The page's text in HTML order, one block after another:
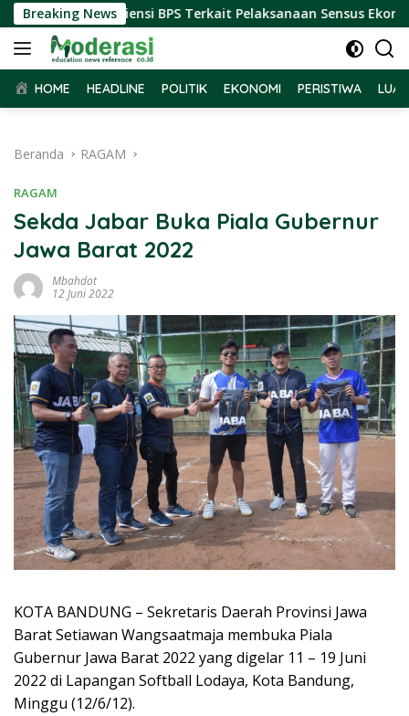
Langsung
ke
konten
Breaking News
Terima Audiensi BPS Terkait Pelaksanaan Sensus Ekonomi
HOME HEADLINE POLITIK EKONOMI PERISTIWA
Beranda RAGAM
RAGAM
Sekda Jabar Buka Piala Gubernur
Jawa Barat 2022
Mbahdot
12 Juni 2022
KOTA BANDUNG – Sekretaris Daerah Provinsi Jawa
Barat Setiawan Wangsaatmaja membuka Piala
Gubernur Jawa Barat 2022 yang digelar 11 – 19 Juni
2022 di Lapangan Softball Lodaya, Kota Bandung,
Minggu (12/6/12).